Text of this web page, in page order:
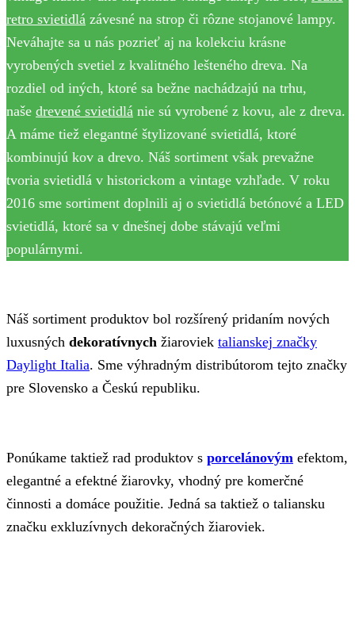
retro svietidlá závesné na strop či rôzne stojanové lampy.
Neváhajte sa u nás pozrieť aj na kolekciu krásne
vyrobených svetiel z kvalitného lešteného dreva. Na
rozdiel od iných, ktoré sa bežne nachádzajú na trhu,
naše drevené svietidlá nie sú vyrobené z kovu, ale z dreva.
A máme tiež elegantné štylizované svietidlá, ktoré
kombinujú kov a drevo. Náš sortiment však prevažne
tvoria svietidlá v historickom a vintage vzhľade. V roku
2016 sme sortiment doplnili aj o svietidlá betónové a LED
svietidlá, ktoré sa v dnešnej dobe stávajú veľmi
populárnymi.
Náš sortiment produktov bol rozšírený pridaním nových
luxusných dekoratívnych žiaroviek talianskej značky
Daylight Italia. Sme výhradným distribútorom tejto značky
pre Slovensko a Českú republiku.
Ponúkame taktiež rad produktov s porcelánovým efektom,
elegantné a efektné žiarovky, vhodný pre komerčné
činnosti a domáce použitie. Jedná sa taktiež o taliansku
značku exkluzívnych dekoračných žiaroviek.